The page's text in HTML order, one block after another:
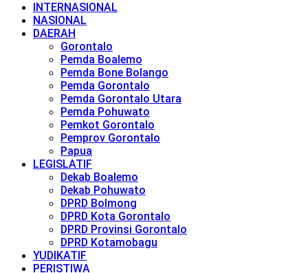
INTERNASIONAL
NASIONAL
DAERAH
Gorontalo
Pemda Boalemo
Pemda Bone Bolango
Pemda Gorontalo
Pemda Gorontalo Utara
Pemda Pohuwato
Pemkot Gorontalo
Pemprov Gorontalo
Papua
LEGISLATIF
Dekab Boalemo
Dekab Pohuwato
DPRD Bolmong
DPRD Kota Gorontalo
DPRD Provinsi Gorontalo
DPRD Kotamobagu
YUDIKATIF
PERISTIWA